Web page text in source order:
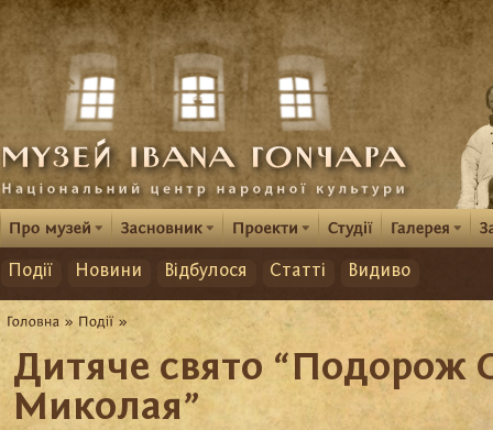
Події Новини Відбулося Статті Видиво
Дитяче свято “Подорож
Миколая”